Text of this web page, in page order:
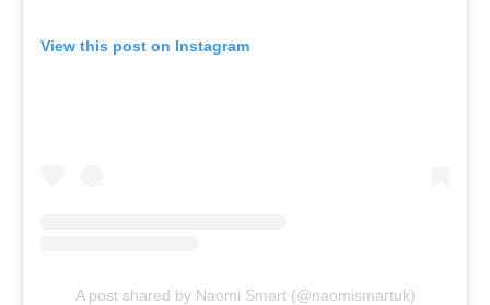
View this post on Instagram
A post shared by Naomi Smart (@naomismartuk)